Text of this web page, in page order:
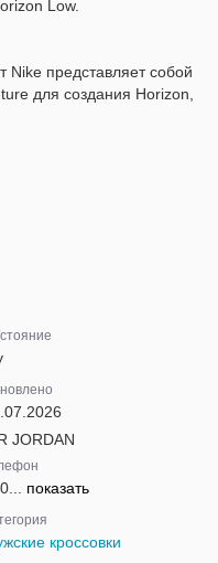
Low.
Nike представляет собой
для создания Horizon,
JORDAN
показать
кроссовки